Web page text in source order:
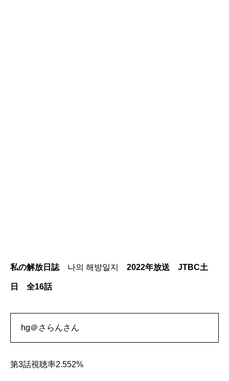
私の解放日誌 나의 해방일지 2022年放送 JTBC土
日 全16話
hg＠さらんさん
第3話視聴率2.552%